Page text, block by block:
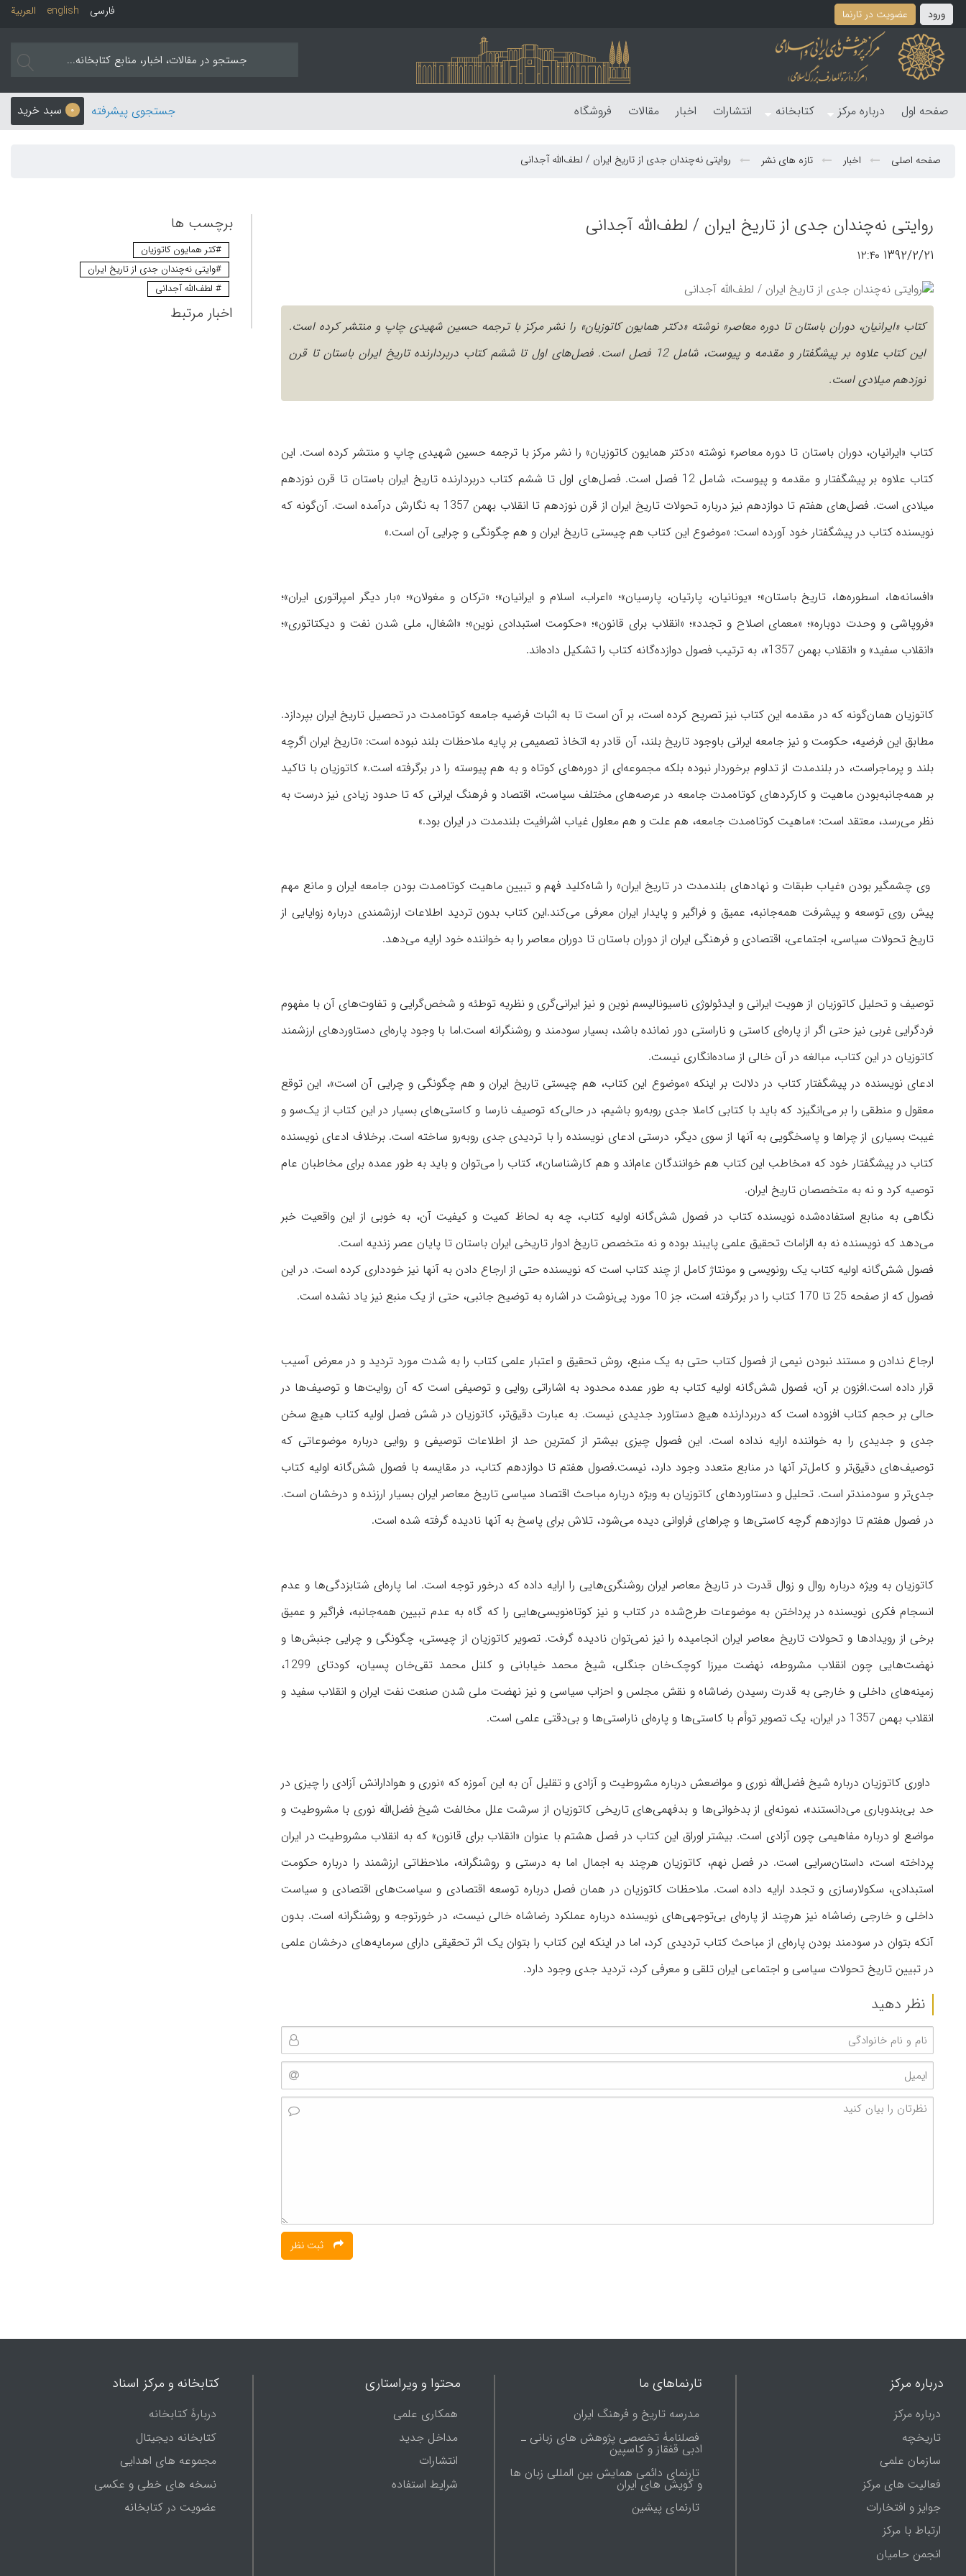
ورود عضویت در تارنما العربیة english فارسی
صفحه اول درباره مرکز کتابخانه انتشارات اخبار مقالات فروشگاه 0 سبد خرید جستجوی پیشرفته
صفحه اصلی اخبار تازه های نشر روایتی نه‌چندان جدی از تاریخ ایران / لطف‌الله آجدانی
روایتی نه‌چندان جدی از تاریخ ایران / لطف‌الله آجدانی
1392/2/21 ۱۲:۴۰
کتاب «ایرانیان، دوران باستان تا دوره معاصر» نوشته «دکتر همایون کاتوزیان» را نشر مرکز با ترجمه حسین‌ شهیدی چاپ و منتشر کرده است.
این کتاب علاوه بر پیشگفتار و مقدمه و پیوست، شامل 12 فصل است. فصل‌های اول تا ششم کتاب در‌بردارنده تاریخ ایران باستان تا قرن
نوزدهم میلادی است.
کتاب «ایرانیان، دوران باستان تا دوره معاصر» نوشته «دکتر همایون کاتوزیان» را نشر مرکز با ترجمه حسین‌ شهیدی چاپ و منتشر کرده است. این
کتاب علاوه بر پیشگفتار و مقدمه و پیوست، شامل 12 فصل است. فصل‌های اول تا ششم کتاب در‌بردارنده تاریخ ایران باستان تا قرن نوزدهم
میلادی است. فصل‌های هفتم تا دوازدهم نیز درباره تحولات تاریخ ایران از قرن نوزدهم تا انقلاب بهمن 1357 به نگارش درآمده است. آن‌گونه که
نویسنده کتاب در پیشگفتار خود آورده است: «موضوع این کتاب هم چیستی تاریخ ایران و هم چگونگی و چرایی آن است.»
«افسانه‌ها، اسطوره‌ها، تاریخ باستان»؛ «یونانیان، پارتیان، پارسیان»؛ «اعراب، اسلام و ایرانیان»؛ «ترکان و مغولان»؛ «بار دیگر امپراتوری ایران»؛
«فروپاشی و وحدت دوباره»؛ «معمای اصلاح و تجدد»؛ «انقلاب برای قانون»؛ «حکومت استبدادی نوین»؛ «اشغال، ملی شدن نفت و دیکتاتوری»؛
«انقلاب سفید» و «انقلاب بهمن 1357»، به ترتیب فصول دوازده‌گانه کتاب را تشکیل داده‌اند.
کاتوزیان همان‌گونه که در مقدمه این کتاب نیز تصریح کرده است، بر آن است تا به اثبات فرضیه جامعه کوتاه‌مدت در تحصیل تاریخ ایران بپردازد.
مطابق این فرضیه، حکومت و نیز جامعه ایرانی باوجود تاریخ بلند، آن قادر به اتخاذ تصمیمی بر پایه ملاحظات بلند نبوده است: «تاریخ ایران اگرچه
بلند و پرماجراست، در بلند‌مدت از تداوم برخوردار نبوده بلکه مجموعه‌ای از دوره‌های کوتاه و به هم‌ پیوسته را در برگرفته است.» کاتوزیان با تاکید
بر همه‌جانبه‌بودن ماهیت و کارکردهای کوتاه‌مدت جامعه در عرصه‌های مختلف سیاست، اقتصاد و فرهنگ ایرانی که تا حدود زیادی نیز درست به
نظر می‌رسد، معتقد است: «ماهیت کوتاه‌مدت جامعه، هم علت و هم معلول غیاب اشرافیت بلندمدت در ایران بود.»
وی چشمگیر بودن «غیاب طبقات و نهادهای بلند‌مدت در تاریخ ایران» را شاه‌کلید فهم و تبیین ماهیت کوتاه‌مدت بودن جامعه ایران و مانع مهم
پیش روی توسعه و پیشرفت همه‌جانبه، عمیق و فراگیر و پایدار ایران معرفی می‌کند.این کتاب بدون تردید اطلاعات ارزشمندی درباره زوایایی از
تاریخ تحولات سیاسی، اجتماعی، اقتصادی و فرهنگی ایران از دوران باستان تا دوران معاصر را به خواننده خود ارایه می‌دهد.
توصیف و تحلیل کاتوزیان از هویت ایرانی و ایدئولوژی ناسیونالیسم نوین و نیز ایرانی‌گری و نظریه توطئه و شخص‌گرایی و تفاوت‌های آن با مفهوم
فردگرایی غربی نیز حتی اگر از پاره‌ای کاستی و ناراستی دور نمانده باشد، بسیار سودمند و روشنگرانه است.اما با وجود پاره‌ای دستاوردهای ارزشمند
کاتوزیان در این کتاب، مبالغه در آن خالی از ساده‌انگاری نیست.
ادعای نویسنده در پیشگفتار کتاب در دلالت بر اینکه «موضوع این کتاب، هم چیستی تاریخ ایران و هم چگونگی و چرایی آن است»، این توقع
معقول و منطقی را بر می‌انگیزد که باید با کتابی کاملا جدی روبه‌رو باشیم، در حالی‌که توصیف نارسا و کاستی‌های بسیار در این کتاب از یک‌سو و
غیبت بسیاری از چراها و پاسخگویی به آنها از سوی دیگر، درستی ادعای نویسنده را با تردیدی جدی روبه‌رو ساخته است. برخلاف ادعای نویسنده
کتاب در پیشگفتار خود که «مخاطب این کتاب هم خوانندگان عام‌اند و هم کارشناسان»، کتاب را می‌توان و باید به طور عمده برای مخاطبان عام
توصیه کرد و نه به متخصصان تاریخ ایران.
نگاهی به منابع استفاده‌شده نویسنده کتاب در فصول شش‌گانه اولیه کتاب، چه به لحاظ کمیت و کیفیت آن، به خوبی از این واقعیت خبر
می‌دهد که نویسنده نه به الزامات تحقیق علمی پایبند بوده و نه متخصص تاریخ ادوار تاریخی ایران باستان تا پایان عصر زندیه است.
فصول شش‌گانه اولیه کتاب یک رونویسی و مونتاژ کامل از چند کتاب است که نویسنده حتی از ارجاع دادن به آنها نیز خودداری کرده است. در این
فصول که از صفحه 25 تا 170 کتاب را در برگرفته است، جز 10 مورد پی‌نوشت در اشاره به توضیح جانبی، حتی از یک منبع نیز یاد نشده است.
ارجاع ندادن و مستند نبودن نیمی از فصول کتاب حتی به یک منبع، روش تحقیق و اعتبار علمی کتاب را به شدت مورد تردید و در معرض آسیب
قرار داده است.افزون بر آن، فصول شش‌گانه اولیه کتاب به طور عمده محدود به اشاراتی روایی و توصیفی است که آن روایت‌ها و توصیف‌ها در
حالی بر حجم کتاب افزوده است که در‌بردارنده هیچ دستاورد جدیدی نیست. به عبارت دقیق‌تر، کاتوزیان در شش فصل اولیه کتاب هیچ سخن
جدی و جدیدی را به خواننده ارایه نداده است. این فصول چیزی بیشتر از کمترین حد از اطلاعات توصیفی و روایی درباره موضوعاتی که
توصیف‌های دقیق‌تر و کامل‌تر آنها در منابع متعدد وجود دارد، نیست.فصول هفتم تا دوازدهم کتاب، در مقایسه با فصول شش‌گانه اولیه کتاب
جدی‌تر و سودمندتر است. تحلیل و دستاوردهای کاتوزیان به ویژه درباره مباحث اقتصاد سیاسی تاریخ معاصر ایران بسیار ارزنده و درخشان است.
در فصول هفتم تا دوازدهم گرچه کاستی‌ها و چراهای فراوانی دیده می‌شود، تلاش برای پاسخ به آنها نادیده گرفته شده است.
کاتوزیان به ویژه درباره روال و زوال قدرت در تاریخ معاصر ایران روشنگری‌هایی را ارایه داده که در‌خور توجه است. اما پاره‌ای شتابزدگی‌ها و عدم
انسجام فکری نویسنده در پرداختن به موضوعات طرح‌شده در کتاب و نیز کوتاه‌نویسی‌هایی را که گاه به عدم تبیین همه‌جانبه، فراگیر و عمیق
برخی از رویدادها و تحولات تاریخ معاصر ایران انجامیده را نیز نمی‌توان نادیده گرفت. تصویر کاتوزیان از چیستی، چگونگی و چرایی جنبش‌ها و
نهضت‌هایی چون انقلاب مشروطه، نهضت میرزا کوچک‌خان جنگلی، شیخ محمد خیابانی و کلنل محمد تقی‌خان پسیان، کودتای 1299،
زمینه‌های داخلی و خارجی به قدرت رسیدن رضاشاه و نقش مجلس و احزاب سیاسی و نیز نهضت ملی شدن صنعت نفت ایران و انقلاب سفید و
انقلاب بهمن 1357 در ایران، یک تصویر توأم با کاستی‌ها و پاره‌ای ناراستی‌ها و بی‌دقتی علمی است.
داوری کاتوزیان درباره شیخ فضل‌الله نوری و مواضعش درباره مشروطیت و آزادی و تقلیل آن به این آموزه که «نوری و هوادارانش آزادی را چیزی در
حد بی‌بند‌وباری می‌دانستند»، نمونه‌ای از بدخوانی‌ها و بدفهمی‌های تاریخی کاتوزیان از سرشت علل مخالفت شیخ فضل‌الله نوری با مشروطیت و
مواضع او درباره مفاهیمی چون آزادی است. بیشتر اوراق این کتاب در فصل هشتم با عنوان «انقلاب برای قانون» که به انقلاب مشروطیت در ایران
پرداخته است، داستان‌سرایی است. در فصل نهم، کاتوزیان هر‌چند به اجمال اما به درستی و روشنگرانه، ملاحظاتی ارزشمند را درباره حکومت
استبدادی، سکولارسازی و تجدد ارایه داده است. ملاحظات کاتوزیان در همان فصل درباره توسعه اقتصادی و سیاست‌های اقتصادی و سیاست
داخلی و خارجی رضاشاه نیز هر‌چند از پاره‌ای بی‌توجهی‌های نویسنده درباره عملکرد رضاشاه خالی نیست، در خور‌توجه و روشنگرانه است. بدون
آنکه بتوان در سودمند بودن پاره‌ای از مباحث کتاب تردیدی کرد، اما در اینکه این کتاب را بتوان یک اثر تحقیقی دارای سرمایه‌های درخشان علمی
در تبیین تاریخ تحولات سیاسی و اجتماعی ایران تلقی و معرفی کرد، تردید جدی وجود دارد.
نظر دهید
برچسب ها
#کتر همایون کاتوزیان
#وایتی نه‌چندان جدی از تاریخ ایران
# لطف‌الله آجدانی
اخبار مرتبط
درباره مرکز
درباره مرکز
تاریخچه
سازمان علمی
فعالیت های مرکز
جوایز و افتخارات
ارتباط با مرکز
انجمن حامیان
تارنماهای ما
مدرسه تاریخ و فرهنگ ایران
فصلنامۀ تخصصی پژوهش های زبانی ـ
ادبی قفقاز و کاسپین
تارنمای دائمی همایش بین المللی زبان ها
و گویش های ایران
تارنماى پيشين
محتوا و ویراستاری
همکاری علمی
مداخل جدید
انتشارات
شرایط استفاده
کتابخانه و مرکز اسناد
دربارۀ کتابخانه
کتابخانه دیجیتال
مجموعه های اهدایی
نسخه های خطی و عکسی
عضویت در کتابخانه